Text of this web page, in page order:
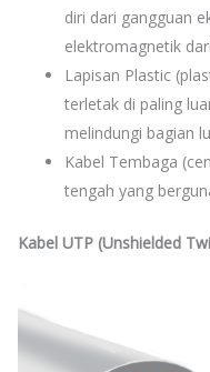
diri dari gangguan
elektromagnetik
Lapisan Plastic
terletak di paling
melindungi bagian
Kabel Tembaga
tengah yang
Kabel UTP (Unshielded